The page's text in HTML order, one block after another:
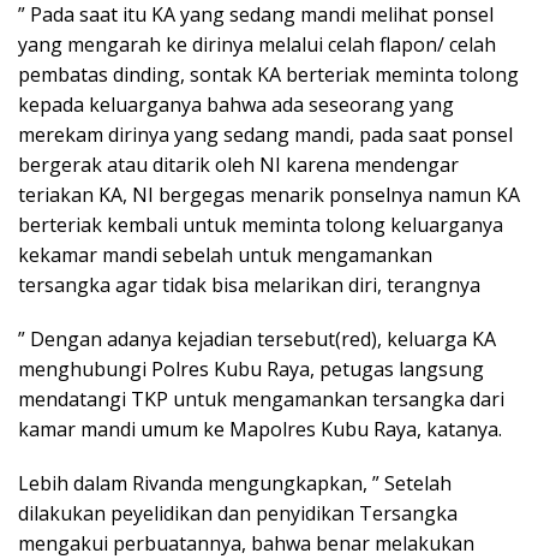
” Pada saat itu KA yang sedang mandi melihat ponsel
yang mengarah ke dirinya melalui celah flapon/ celah
pembatas dinding, sontak KA berteriak meminta tolong
kepada keluarganya bahwa ada seseorang yang
merekam dirinya yang sedang mandi, pada saat ponsel
bergerak atau ditarik oleh NI karena mendengar
teriakan KA, NI bergegas menarik ponselnya namun KA
berteriak kembali untuk meminta tolong keluarganya
kekamar mandi sebelah untuk mengamankan
tersangka agar tidak bisa melarikan diri, terangnya
” Dengan adanya kejadian tersebut(red), keluarga KA
menghubungi Polres Kubu Raya, petugas langsung
mendatangi TKP untuk mengamankan tersangka dari
kamar mandi umum ke Mapolres Kubu Raya, katanya.
Lebih dalam Rivanda mengungkapkan, ” Setelah
dilakukan peyelidikan dan penyidikan Tersangka
mengakui perbuatannya, bahwa benar melakukan